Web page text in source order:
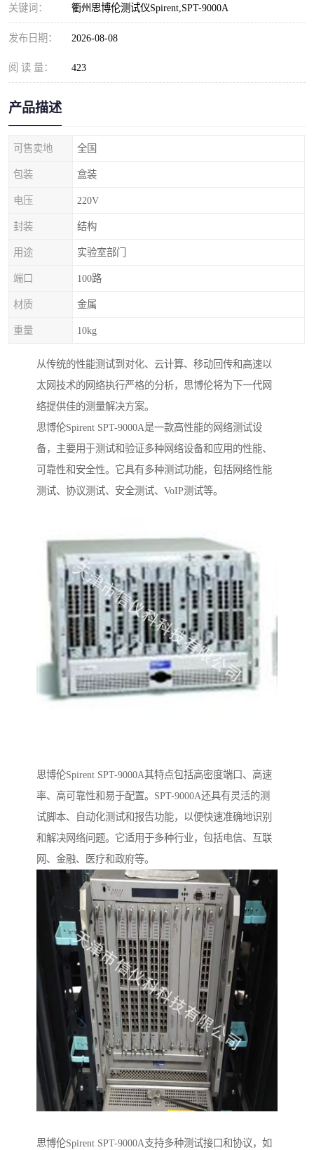
关键词： 衢州思博伦测试仪Spirent,SPT-9000A
发布日期： 2026-08-08
阅 读 量： 423
产品描述
可售卖地 全国
包装 盒装
电压 220V
封装 结构
用途 实验室部门
端口 100路
材质 金属
重量 10kg
从传统的性能测试到对化、云计算、移动回传和高速以
太网技术的网络执行严格的分析，思博伦将为下一代网
络提供佳的测量解决方案。
思博伦Spirent SPT-9000A是一款高性能的网络测试设
备，主要用于测试和验证多种网络设备和应用的性能、
可靠性和安全性。它具有多种测试功能，包括网络性能
测试、协议测试、安全测试、VoIP测试等。
思博伦Spirent SPT-9000A其特点包括高密度端口、高速
率、高可靠性和易于配置。SPT-9000A还具有灵活的测
试脚本、自动化测试和报告功能，以便快速准确地识别
和解决网络问题。它适用于多种行业，包括电信、互联
网、金融、医疗和政府等。
思博伦Spirent SPT-9000A支持多种测试接口和协议，如